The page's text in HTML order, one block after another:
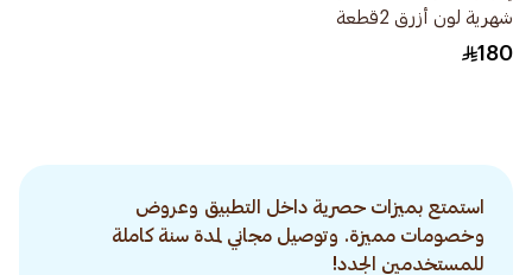
شهرية لون أزرق 2قطعة
180
استمتع بميزات حصرية داخل التطبيق وعروض
وخصومات مميزة. وتوصيل مجاني لمدة سنة كاملة
للمستخدمين الجدد!